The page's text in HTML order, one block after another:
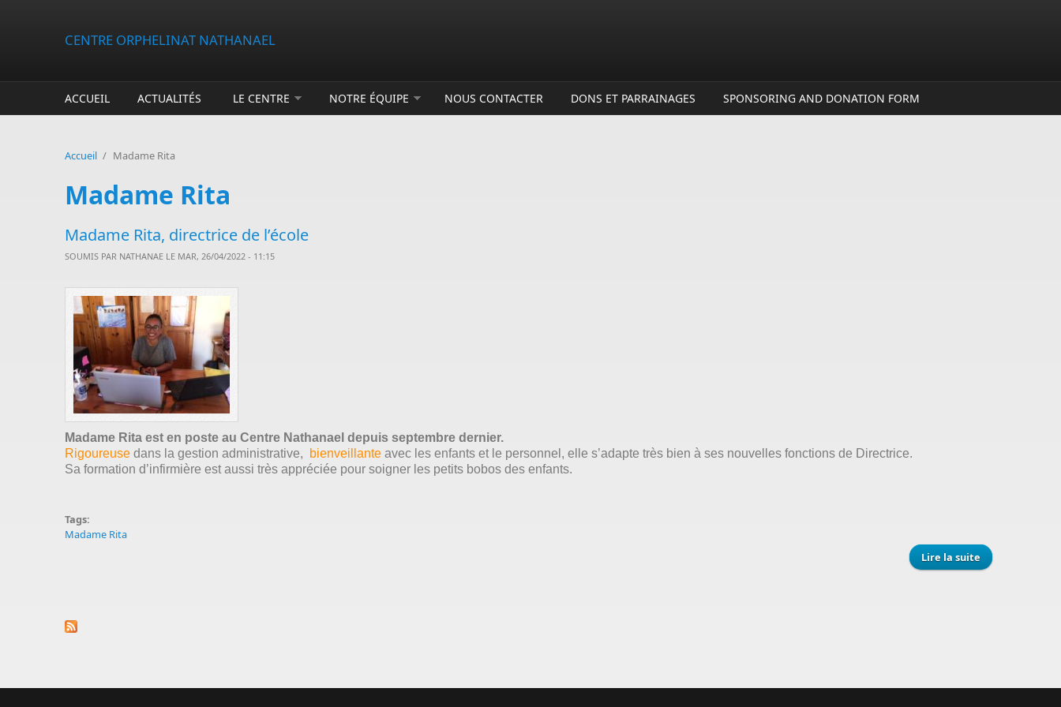
CENTRE ORPHELINAT NATHANAEL
ACCUEIL ACTUALITÉS LE CENTRE NOTRE ÉQUIPE NOUS CONTACTER DONS ET PARRAINAGES SPONSORING AND DONATION FORM
Accueil / Madame Rita
Madame Rita
Madame Rita, directrice de l’école
SOUMIS PAR NATHANAE LE MAR, 26/04/2022 - 11:15
Madame Rita est en poste au Centre Nathanael depuis septembre dernier.
Rigoureuse dans la gestion administrative, bienveillante avec les enfants et le personnel, elle s’adapte très bien à ses nouvelles fonctions de Directrice.
Sa formation d’infirmière est aussi très appréciée pour soigner les petits bobos des enfants.
Tags:
Madame Rita
Lire la suite
Rita, directrice